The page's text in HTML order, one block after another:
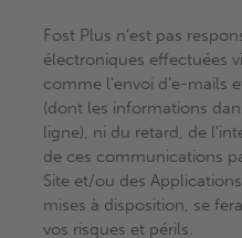
Fost Plus n’est pas
électroniques effectuées
comme l’envoi d’e-mails
(dont les informations
ligne), ni du retard, de
de ces communications
Site et/ou des
mises à disposition, se
vos risques et périls.